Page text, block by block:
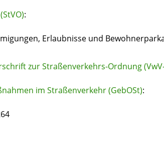
:
Erlaubnisse und
zur Straßenverkehrs-Ordnung
im Straßenverkehr (GebOSt):